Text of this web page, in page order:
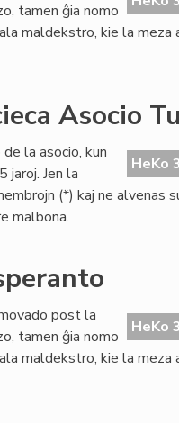
tamen ĝia nomo
maldekstro, kie la
Asocio
HeKo
la asocio, kun
jaroj. Jen la
(*) kaj ne alvenas
malbona.
HeKo
post la
tamen ĝia nomo
maldekstro, kie la